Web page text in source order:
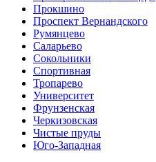
Прокшино
Проспект Вернандского
Румянцево
Саларьево
Сокольники
Спортивная
Тропарево
Университет
Фрунзенская
Черкизовская
Чистые пруды
Юго-Западная